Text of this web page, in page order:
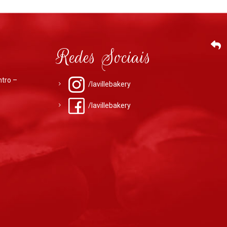
–
Redes Sociais
/lavillebakery
/lavillebakery